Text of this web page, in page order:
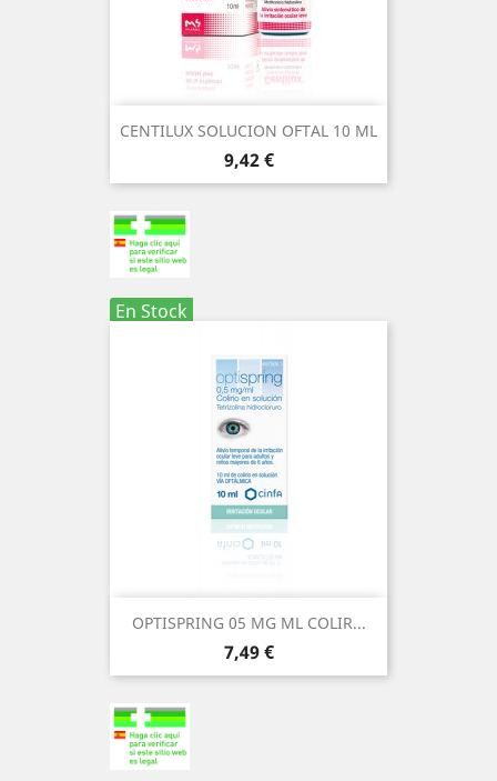
CENTILUX SOLUCION OFTAL 10 ML
Precio
9,42 €
En Stock
OPTISPRING 05 MG ML COLIR...
Precio
7,49 €